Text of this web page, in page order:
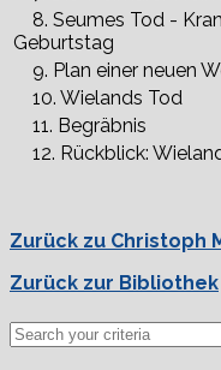
8. Seumes Tod -
Geburtstag
9. Plan einer neuen
10. Wielands Tod
11. Begräbnis
12. Rückblick:
Zurück zu Christoph
Zurück zur Bibliothek